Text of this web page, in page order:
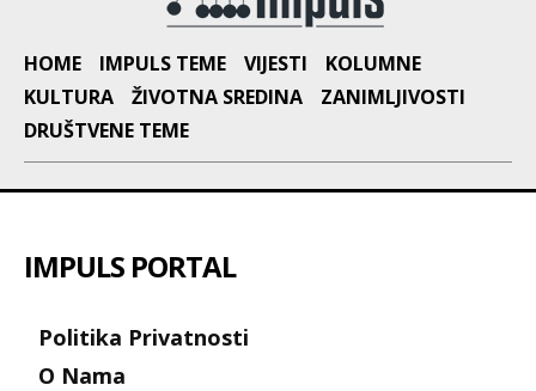
HOME IMPULS TEME VIJESTI
KOLUMNE
KULTURA
ŽIVOTNA SREDINA
ZANIMLJIVOSTI
DRUŠTVENE TEME
IMPULS PORTAL
Politika Privatnosti
O Nama